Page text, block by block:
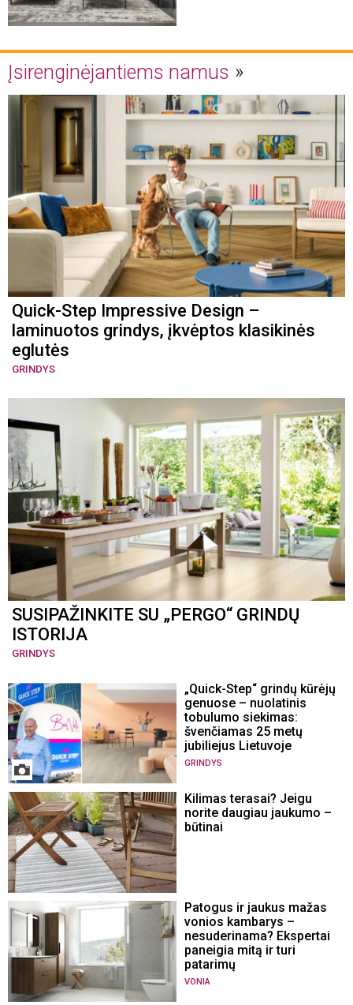
Įsirenginėjantiems namus
Quick-Step Impressive Design –
laminuotos grindys, įkvėptos klasikinės
eglutės
GRINDYS
SUSIPAŽINKITE SU „PERGO“ GRINDŲ
ISTORIJA
GRINDYS
„Quick-Step“ grindų kūrėjų
genuose – nuolatinis
tobulumo siekimas:
švenčiamas 25 metų
jubiliejus Lietuvoje
GRINDYS
Kilimas terasai? Jeigu
norite daugiau jaukumo –
būtinai
Patogus ir jaukus mažas
vonios kambarys –
nesuderinama? Ekspertai
paneigia mitą ir turi
patarimų
VONIA